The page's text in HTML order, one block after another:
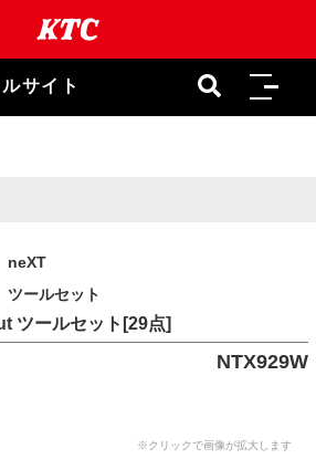
サイト
neXT
ツールセット
ツールセット[29点]
NTX929W
※クリックで画像が拡大します